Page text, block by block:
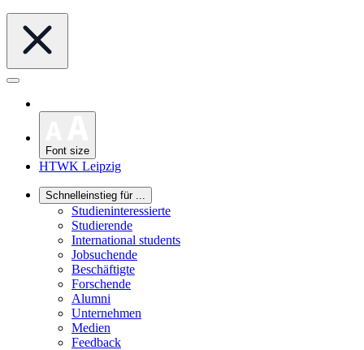
Font size
HTWK Leipzig
Schnelleinstieg für ...
Studieninteressierte
Studierende
International students
Jobsuchende
Beschäftigte
Forschende
Alumni
Unternehmen
Medien
Feedback